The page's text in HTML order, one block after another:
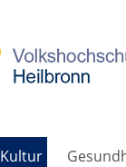
Kultur